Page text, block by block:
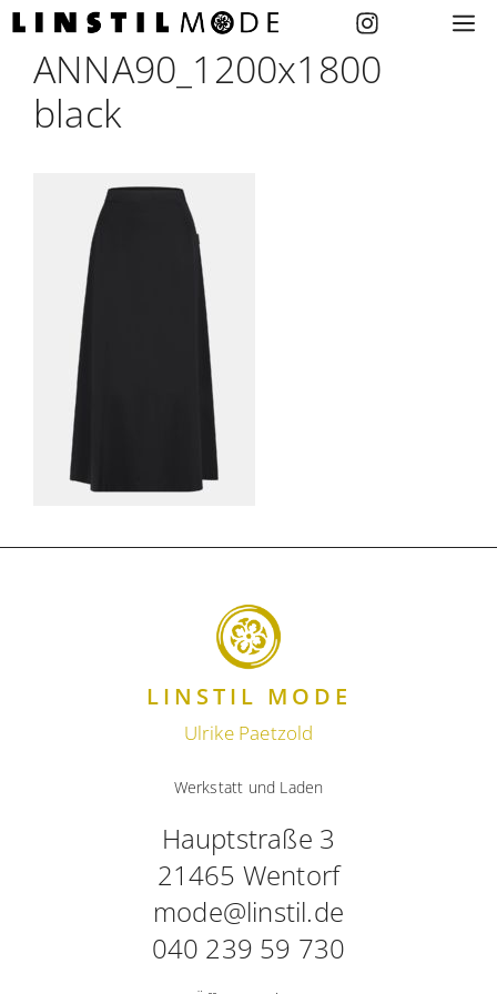
Zum
springen
ANNA90_1200x1800
black
Werkstatt und Laden
Hauptstraße 3
21465 Wentorf
mode@linstil.de
040 239 59 730
LINSTIL MODE
Ulrike Paetzold